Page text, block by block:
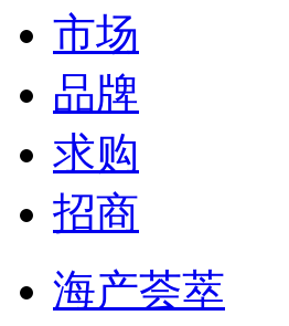
市场
品牌
求购
招商
海产荟萃